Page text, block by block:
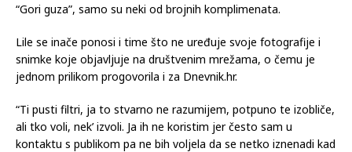
“Gori guza”, samo su neki od brojnih komplimenata.
Lile se inače ponosi i time što ne uređuje svoje fotografije i
snimke koje objavljuje na društvenim mrežama, o čemu je
jednom prilikom progovorila i za Dnevnik.hr.
“Ti pusti filtri, ja to stvarno ne razumijem, potpuno te izobliče,
ali tko voli, nek’ izvoli. Ja ih ne koristim jer često sam u
kontaktu s publikom pa ne bih voljela da se netko iznenadi kad